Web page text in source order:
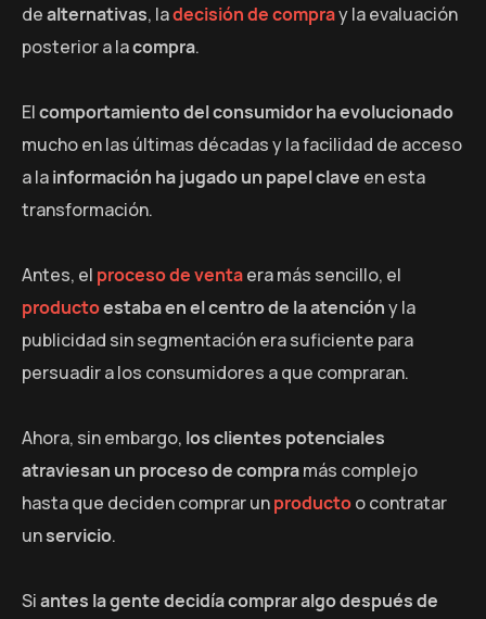
dealternativas, ladecisión de compray la evaluación
posterior a lacompra.
Elcomportamiento del consumidor ha evolucionado
mucho en las últimas décadas y la facilidad de acceso
a lainformación ha jugado un papel clave en esta
transformación.
Antes, el proceso de ventaera más sencillo, el
productoestaba en el centro de la atencióny la
publicidad sin segmentación era suficiente para
persuadir a los consumidores a que compraran.
Ahora, sin embargo, los clientes potenciales
atraviesan un proceso de compramás complejo
hasta que deciden comprar unproductoo contratar
unservicio.
Siantes la gente decidía comprar algo después de